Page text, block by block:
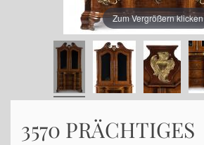
Zum Vergrößern klicken
3570 PRÄCHTIGES